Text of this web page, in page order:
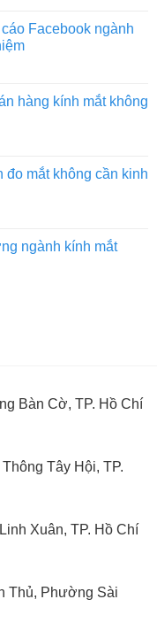
Facebook ngành
hàng kính mắt không
đo mắt không cần kinh
ngành kính mắt
Bàn Cờ, TP. Hồ Chí
Tây Hội, TP.
Xuân, TP. Hồ Chí
Thủ, Phường Sài